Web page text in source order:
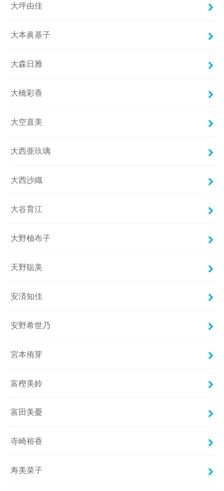
大坪由佳
大本眞基子
大森日雅
大橋彩香
大空直美
大西亜玖璃
大西沙織
大谷育江
大野柚布子
天野聡美
安済知佳
安野希世乃
宮本侑芽
富樫美鈴
富田美憂
寺崎裕香
寿美菜子